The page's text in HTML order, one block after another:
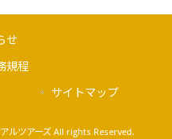
せ
規程
サイトマップ
ルツアーズ All rights Reserved.